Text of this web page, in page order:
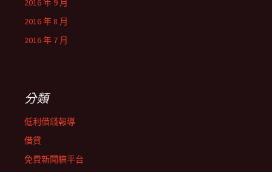
2016 年 9 月
2016 年 8 月
2016 年 7 月
分類
低利借錢報導
借貸
免費新聞稿平台